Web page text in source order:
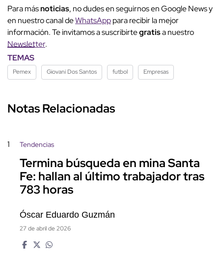
Para másnoticias, no dudes en seguirnos en Google News y
en nuestro canal deWhatsApppara recibir la mejor
información. Te invitamos a suscribirtegratisa nuestro
Newsletter.
TEMAS
Pemex Giovani Dos Santos futbol Empresas
Notas Relacionadas
1 Tendencias
Termina búsqueda en mina Santa
Fe: hallan al último trabajador tras
783 horas
Óscar Eduardo Guzmán
27 de abril de 2026